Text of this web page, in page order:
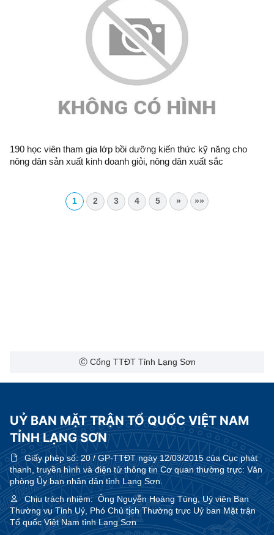
190 học viên tham gia lớp bồi dưỡng kiến thức kỹ năng cho
nông dân sản xuất kinh doanh giỏi, nông dân xuất sắc
1 2 3 4 5 » »»
Ⓒ Cổng TTĐT Tỉnh Lạng Sơn
UỶ BAN MẶT TRẬN TỔ QUỐC VIỆT NAM
TỈNH LẠNG SƠN
Giấy phép số:20 / GP-TTĐT ngày 12/03/2015 của Cục phát
thanh, truyền hình và điện tử thông tin Cơ quan thường trực: Văn
phòng Ủy ban nhân dân tỉnh Lạng Sơn.
Chịu trách nhiệm:Ông Nguyễn Hoàng Tùng, Uỷ viên Ban
Thường vụ Tỉnh Uỷ, Phó Chủ tịch Thường trực Uỷ ban Mặt trận
Tổ quốc Việt Nam tỉnh Lạng Sơn